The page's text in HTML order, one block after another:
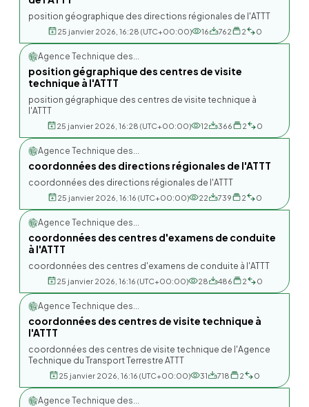
position géographique des directions régionales de l'ATTT
25 janvier 2026, 16:28 (UTC+00:00) 16 762 2 0
Agence Technique des...
position gégraphique des centres de visite
technique à l'ATTT
position gégraphique des centres de visite technique à
l'ATTT
25 janvier 2026, 16:28 (UTC+00:00) 12 366 2 0
Agence Technique des...
coordonnées des directions régionales de l'ATTT
coordonnées des directions régionales de l'ATTT
25 janvier 2026, 16:16 (UTC+00:00) 22 739 2 0
Agence Technique des...
coordonnées des centres d'examens de conduite
à l'ATTT
coordonnées des centres d'examens de conduite à l'ATTT
25 janvier 2026, 16:16 (UTC+00:00) 28 486 2 0
Agence Technique des...
coordonnées des centres de visite technique à
l'ATTT
coordonnées des centres de visite technique de l'Agence
Technique du Transport Terrestre ATTT
25 janvier 2026, 16:16 (UTC+00:00) 31 718 2 0
Agence Technique des...